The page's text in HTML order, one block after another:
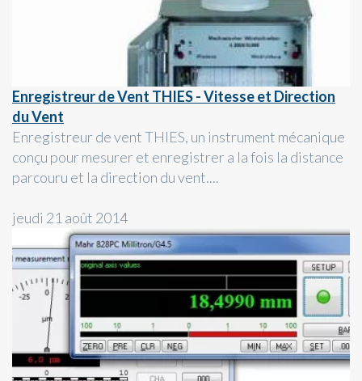
Enregistreur de Vent THIES - Vitesse et Direction
du Vent
Enregistreur de vent THIES, un instrument mécanique
conçu pour mesurer et enregistrer a la fois la distance
parcouru et la direction du vent....
jeudi 21 août 2014